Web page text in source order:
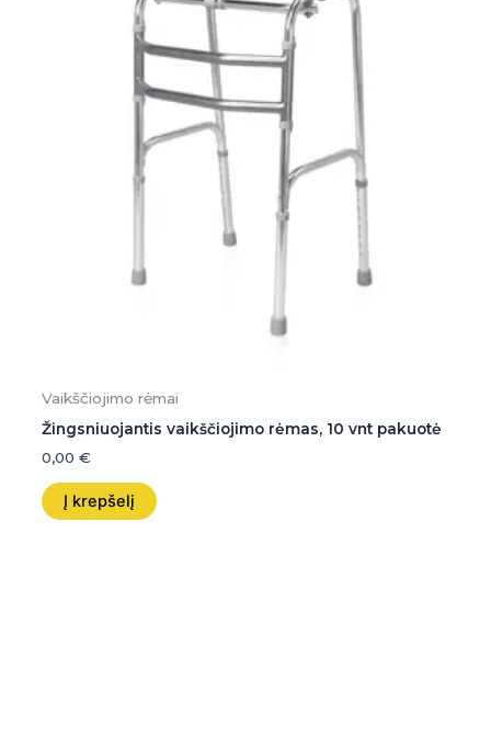
Vaikščiojimo rėmai
Žingsniuojantis vaikščiojimo rėmas, 10 vnt pakuotė
0,00 €
Į krepšelį